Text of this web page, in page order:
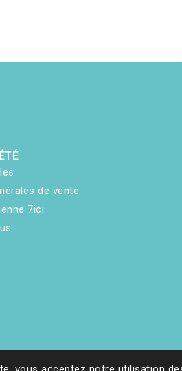
de vente
7ici